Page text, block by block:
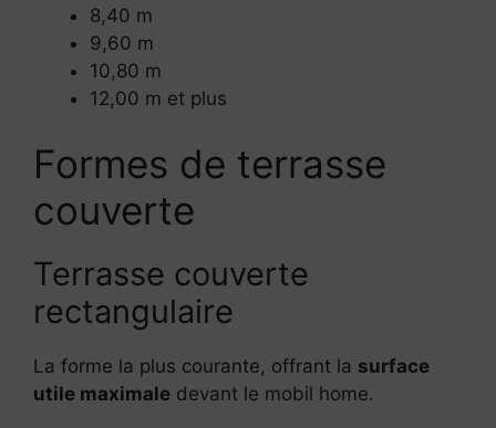
8,40 m
9,60 m
10,80 m
12,00 m et plus
Formes de terrasse
couverte
Terrasse couverte
rectangulaire
La forme la plus courante, offrant la surface
utile maximale devant le mobil home.